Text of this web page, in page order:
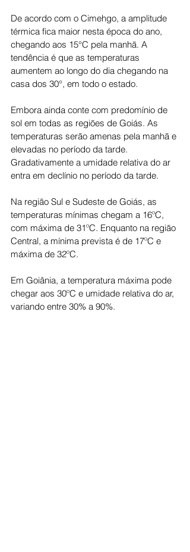
De acordo com o Cimehgo, a amplitude
térmica fica maior nesta época do ano,
chegando aos 15°C pela manhã. A
tendência é que as temperaturas
aumentem ao longo do dia chegando na
casa dos 30°, em todo o estado.
Embora ainda conte com predomínio de
sol em todas as regiões de Goiás. As
temperaturas serão amenas pela manhã e
elevadas no período da tarde.
Gradativamente a umidade relativa do ar
entra em declínio no período da tarde.
Na região Sul e Sudeste de Goiás, as
temperaturas mínimas chegam a 16ºC,
com máxima de 31ºC. Enquanto na região
Central, a mínima prevista é de 17ºC e
máxima de 32ºC.
Em Goiânia, a temperatura máxima pode
chegar aos 30ºC e umidade relativa do ar,
variando entre 30% a 90%.